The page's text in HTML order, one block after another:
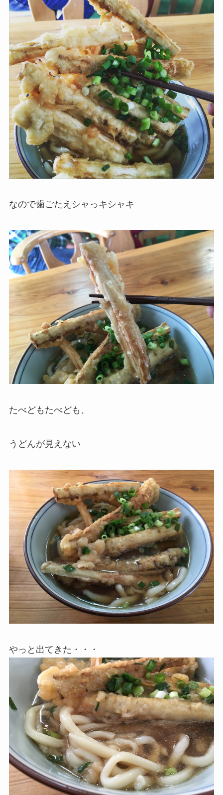
なので歯ごたえシャっキシャキ
たべどもたべども、
うどんが見えない
やっと出てきた・・・